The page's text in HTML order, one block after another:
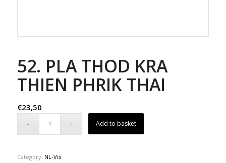
52. PLA THOD KRA
THIEN PHRIK THAI
€23,50
Add to basket
Category: NL-Vis